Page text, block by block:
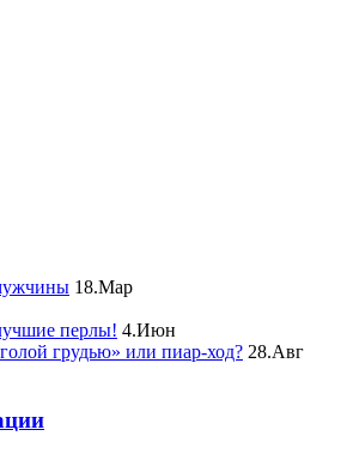
18.Мар
перлы! 4.Июн
грудью» или пиар-ход? 28.Авг